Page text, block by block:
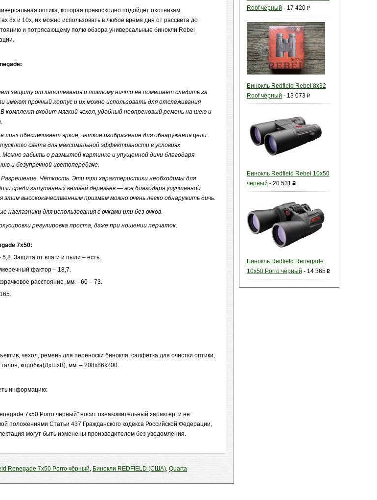
Roof чёрный - 17 420p
Бинокль Redfield Rebel 8x32
Roof чёрный - 13 073p
Бинокль Redfield Rebel 10x50
чёрный - 20 531 p
Бинокль Redfield Renegade
10x50 Porro чёрный - 14 365p
оптика, которая превосходно подойдёт охотникам.
8x и 10x, их можно использовать в любое время дня от рассвета до
и потрясающему полю обзора универсальные бинокли Rebel
защиту от запотевания и поэтому ничто не помешает следить за
имеют прочный корпус и их можно использовать для отслеживания
комплект входит мягкий чехол, удобный неопреновый ремень на шею и
обеспечивает яркое, четкое изображение для обнаружения цели.
света для максимальной эффективности в условиях
забыть о размытой картинке и упущенной дичи благодаря
и безупречной цветопередаче.
Чёткость. Эти три характеристики необходимы для
среди запутанных ветвей деревьев — все благодаря улучшенной
этим высококачественным призмам можно очень легко обнаружить дичь.
для использования с очками или без очков.
регулировка проста, даже при ношении перчаток.
7x50:
Защита от влаги и пыли – есть.
фактор – 18,7.
расстояние ,мм. - 60 – 73.
чехол, ремень для переноски бинокля, салфетка для очистки оптики,
коробка(ДхШхВ), мм. – 208х86х200.
информацию:
7x50 Porro чёрный" носит ознакомительный характер, и не
положениями Статьи 437 Гражданского кодекса Российской Федерации,
могут быть изменены производителем без уведомления.
Renegade 7x50 Porro чёрный, Бинокли REDFIELD (США), Quarta